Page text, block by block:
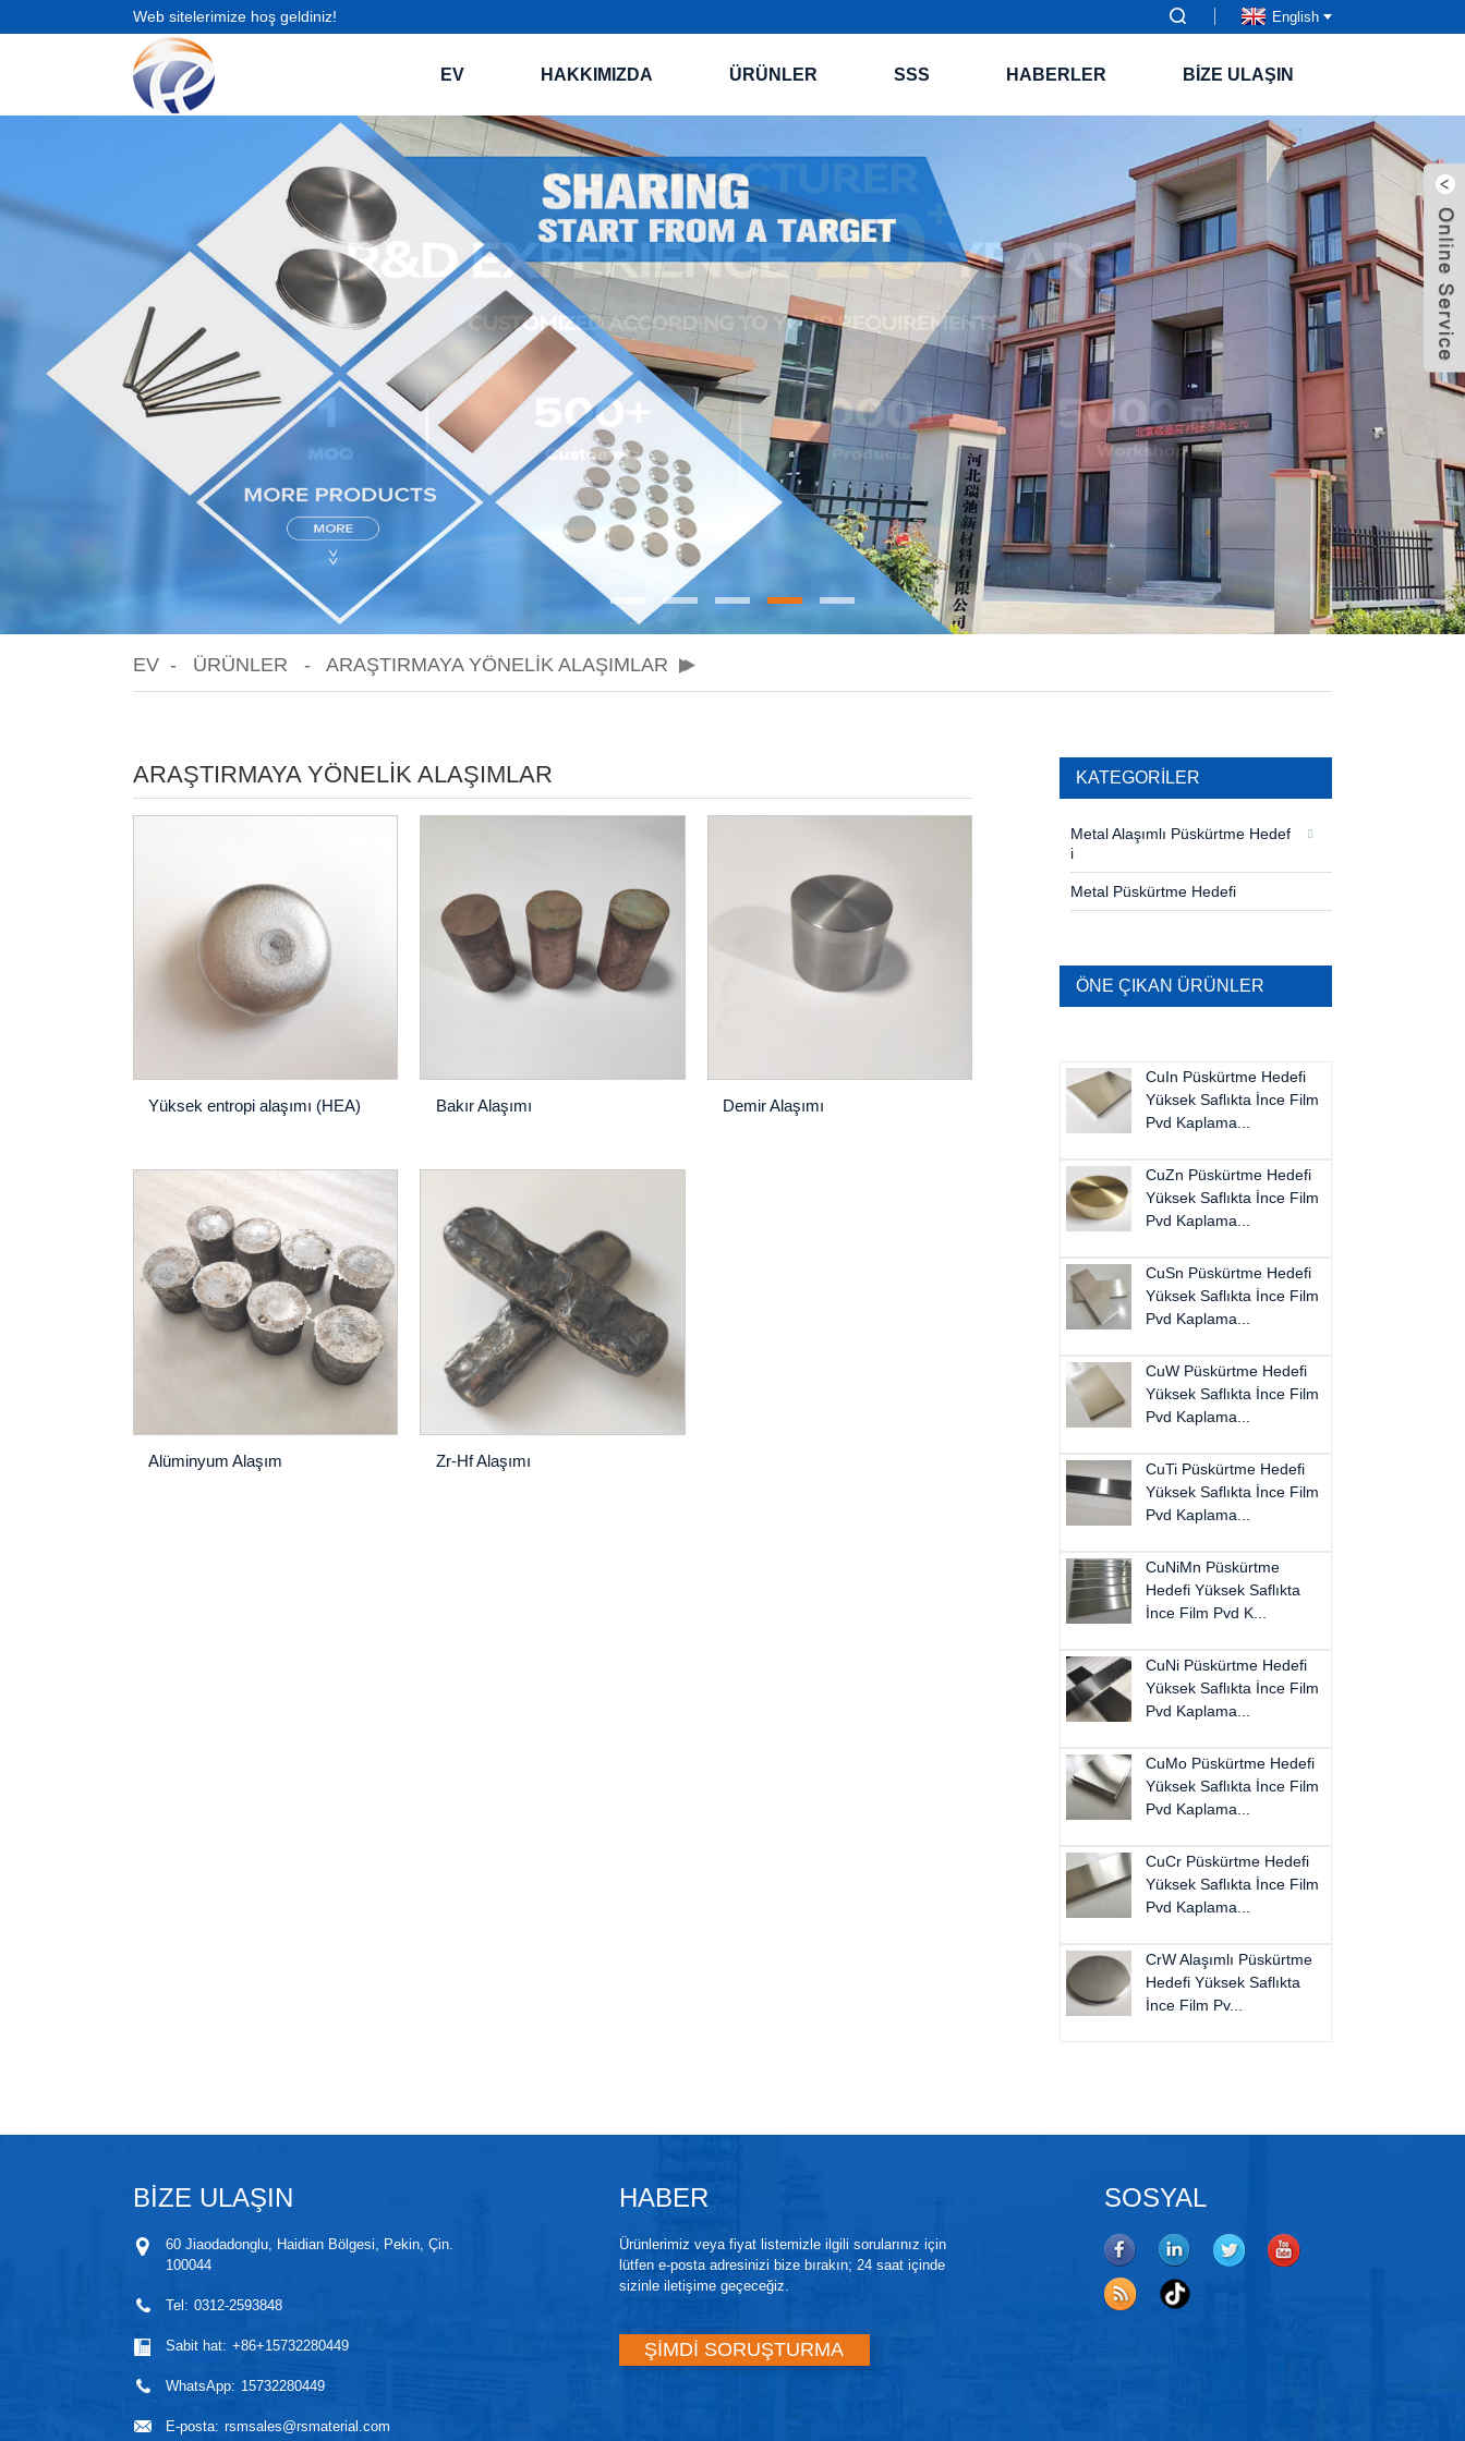
Web sitelerimize hoş geldiniz! English
EV HAKKIMIZDA ÜRÜNLER SSS HABERLER BIZE ULAŞIN
EV ÜRÜNLER ARAŞTIRMAYA YÖNELIK ALAŞIMLAR
KATEGORILER
Metal Alaşımlı Püskürtme Hedef
i
Metal Püskürtme Hedefi
ÖNE ÇIKAN ÜRÜNLER
CuIn Püskürtme Hedefi
Yüksek Saflıkta İnce Film
Pvd Kaplama...
CuZn Püskürtme Hedefi
Yüksek Saflıkta İnce Film
Pvd Kaplama...
CuSn Püskürtme Hedefi
Yüksek Saflıkta İnce Film
Pvd Kaplama...
CuW Püskürtme Hedefi
Yüksek Saflıkta İnce Film
Pvd Kaplama...
CuTi Püskürtme Hedefi
Yüksek Saflıkta İnce Film
Pvd Kaplama...
CuNiMn Püskürtme
Hedefi Yüksek Saflıkta
İnce Film Pvd K...
CuNi Püskürtme Hedefi
Yüksek Saflıkta İnce Film
Pvd Kaplama...
CuMo Püskürtme Hedefi
Yüksek Saflıkta İnce Film
Pvd Kaplama...
CuCr Püskürtme Hedefi
Yüksek Saflıkta İnce Film
Pvd Kaplama...
CrW Alaşımlı Püskürtme
Hedefi Yüksek Saflıkta
İnce Film Pv...
ARAŞTIRMAYA YÖNELIK ALAŞIMLAR
Yüksek entropi alaşımı (HEA) Bakır Alaşımı Demir Alaşımı
Alüminyum Alaşım Zr-Hf Alaşımı
BİZE ULAŞIN
60 Jiaodadonglu, Haidian Bölgesi, Pekin, Çin.
100044
Tel: 0312-2593848
Sabit hat: +86+15732280449
WhatsApp: 15732280449
E-posta: rsmsales@rsmaterial.com
HABER
Ürünlerimiz veya fiyat listemizle ilgili sorularınız için
lütfen e-posta adresinizi bize bırakın; 24 saat içinde
sizinle iletişime geçeceğiz.
ŞİMDİ SORUŞTURMA
SOSYAL